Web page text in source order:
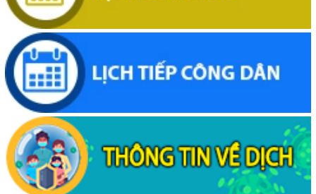
quyền sử dụng đất mang tên ông Cù Văn Châu và bà Nguyễn Thị
Kim Tâm. Thường trú tại: Phường Buôn Hồ, tỉnh Đắk Lắk
(29/07/2026, 00:00)
Thông báo về việc cấp giấy chứng nhận quyền sử dụng đất, tài sản
khác gắn liền với đất cho ông Lê Đình Lộc và ông Lê Đình Hậu sử
dụng đất tại phường Buôn Hồ, tỉnh Đắk Lắk
(24/07/2026, 00:00)
Thông báo về việc niêm yết công khai kết quả kiểm tra hồ sơ đăng
ký, cấp giấy chứng nhận diện tích tăng thêm của ông Nguyễn Tấn
Vương và bà Nguyễn Thị Liễu đang sử dụng đất tại phường Buôn